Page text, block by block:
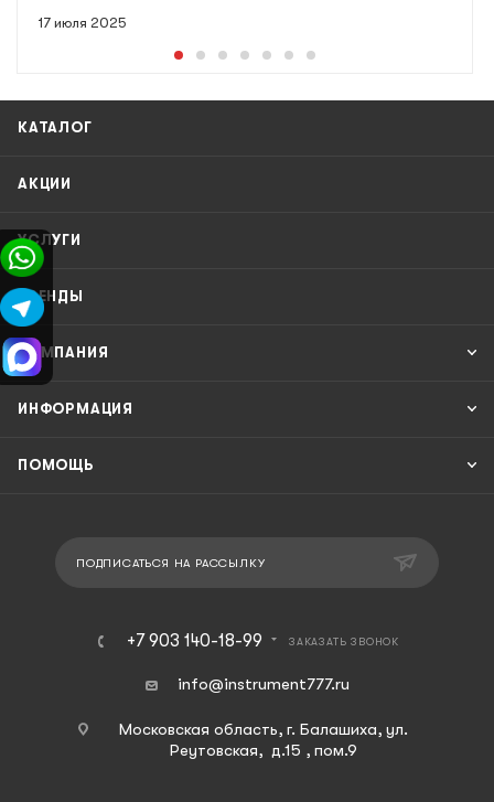
17 июля 2025
КАТАЛОГ
АКЦИИ
УСЛУГИ
БРЕНДЫ
КОМПАНИЯ
ИНФОРМАЦИЯ
ПОМОЩЬ
ПОДПИСАТЬСЯ НА РАССЫЛКУ
+7 903 140-18-99 ЗАКАЗАТЬ ЗВОНОК
info@instrument777.ru
Московская область, г. Балашиха, ул.
Реутовская, д.15 , пом.9